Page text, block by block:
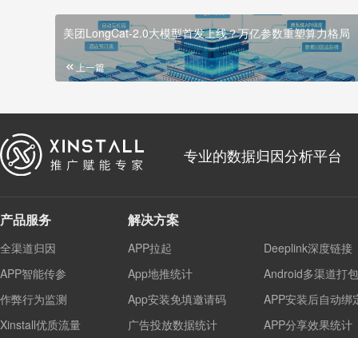
美团LongCat-2.0大模型首发上线？万亿参数重塑算力格局
上一篇
专业的数据归因分析平台
产品服务
全渠道归因
APP智能传参
作弊行为监测
Xinstall优质流量
解决方案
APP拉起
Deeplink深度链接
App地推统计
Android多渠道打包
App安装免填邀请码
APP安装后自动绑
广告投放数据统计
APP分享效果统计